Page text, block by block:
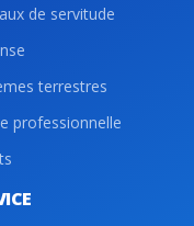
de servitude
terrestres
professionnelle